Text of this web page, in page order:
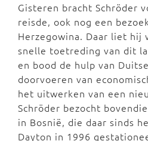
Gisteren bracht Schröder
reisde, ook nog een
Herzegowina. Daar liet hij
snelle toetreding van dit
en bood de hulp van
doorvoeren van
het uitwerken van een
Schröder bezocht
in Bosnië, die daar sinds
Dayton in 1996